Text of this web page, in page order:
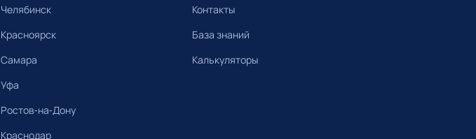
Челябинск
Красноярск
Самара
Уфа
Ростов-на-Дону
Краснодар
Контакты
База знаний
Калькуляторы